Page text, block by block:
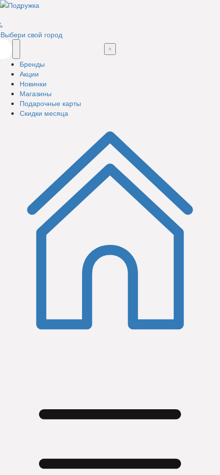
Выбери свой город
Бренды
Акции
Новинки
Магазины
Подарочные карты
Скидки месяца